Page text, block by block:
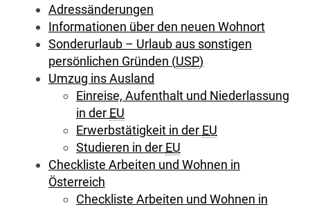
Adressänderungen
Informationen über den neuen Wohnort
Sonderurlaub – Urlaub aus sonstigen
persönlichen Gründen (USP)
Umzug ins Ausland
Einreise, Aufenthalt und Niederlassung
in der EU
Erwerbstätigkeit in der EU
Studieren in der EU
Checkliste Arbeiten und Wohnen in
Österreich
Checkliste Arbeiten und Wohnen in